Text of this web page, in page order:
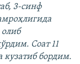
3-синф
Соат 11
кузатиб бордим.